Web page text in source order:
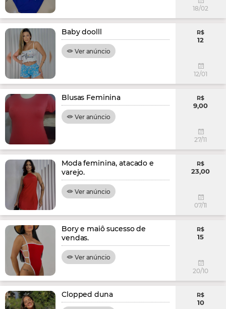
18/02
Baby doolll
Ver anúncio
R$
12
12/01
Blusas Feminina
Ver anúncio
R$
9,00
27/11
Moda feminina, atacado e
varejo.
Ver anúncio
R$
23,00
07/11
Bory e maiô sucesso de
vendas.
Ver anúncio
R$
15
20/10
Clopped duna R$
10